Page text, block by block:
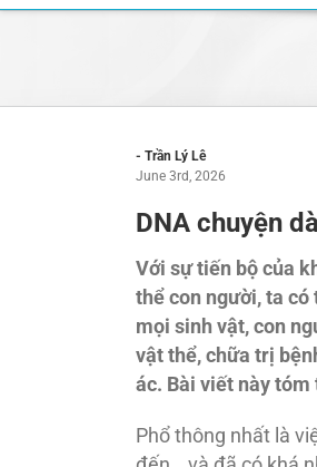
- Trần Lý Lê
June 3rd, 2026
DNA chuyện
Với sự tiến bộ của
thể con người, ta
mọi sinh vật, con
vật thể, chữa trị
ác. Bài viết này tóm
Phổ thông nhất là